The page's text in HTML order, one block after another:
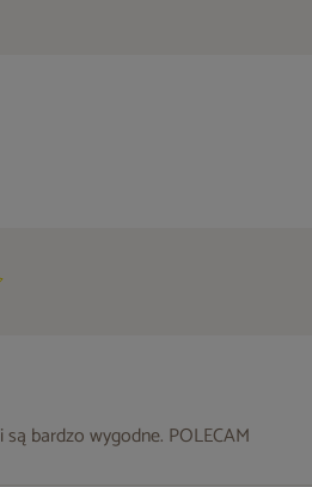
bardzo wygodne. POLECAM